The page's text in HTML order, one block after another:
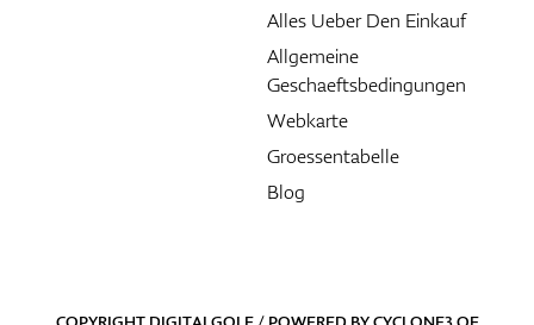
Alles Ueber Den Einkauf
Allgemeine
Geschaeftsbedingungen
Webkarte
Groessentabelle
Blog